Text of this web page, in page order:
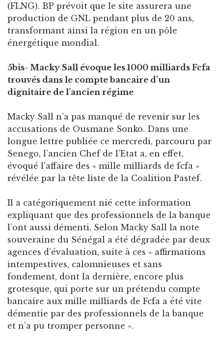
(FLNG). BP prévoit que le site assurera une
production de GNL pendant plus de 20 ans,
transformant ainsi la région en un pôle
énergétique mondial.
5bis- Macky Sall évoque les 1000 milliards Fcfa
trouvés dans le compte bancaire d’un
dignitaire de l’ancien régime
Macky Sall n’a pas manqué de revenir sur les
accusations de Ousmane Sonko. Dans une
longue lettre publiée ce mercredi, parcouru par
Senego, l’ancien Chef de l’Etat a, en effet,
évoqué l’affaire des « mille milliards de fcfa »
révélée par la tête liste de la Coalition Pastef.
Il a catégoriquement nié cette information
expliquant que des professionnels de la banque
l’ont aussi démenti. Selon Macky Sall la note
souveraine du Sénégal a été dégradée par deux
agences d’évaluation, suite à ces « affirmations
intempestives, calomnieuses et sans
fondement, dont la dernière, encore plus
grotesque, qui porte sur un prétendu compte
bancaire aux mille milliards de Fcfa a été vite
démentie par des professionnels de la banque
et n’a pu tromper personne ».